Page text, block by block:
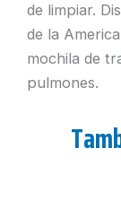
de limpiar.
de la
mochila de
pulmones.